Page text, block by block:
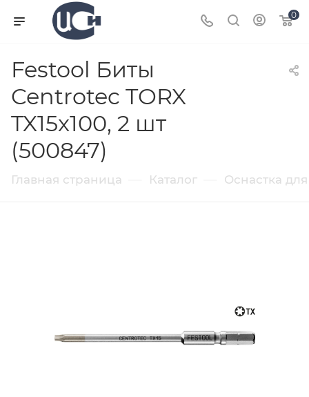
0
Festool Биты
Centrotec TORX
TX15x100, 2 шт
(500847)
Главная страница Каталог Оснастка